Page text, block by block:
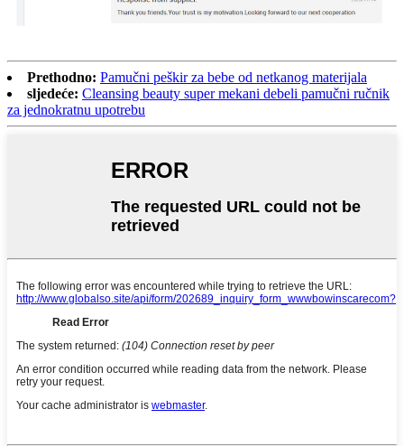
Prethodno: Pamučni peškir za bebe od netkanog materijala
sljedeće: Cleansing beauty super mekani debeli pamučni ručnik
za jednokratnu upotrebu